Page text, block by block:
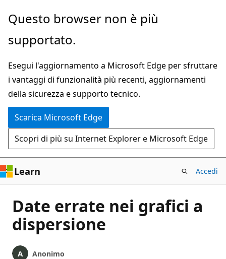
Ignora
passa
contenuto
principale
Questo browser non è più
supportato.
Esegui l'aggiornamento a Microsoft Edge per sfruttare
i vantaggi di funzionalità più recenti, aggiornamenti
della sicurezza e supporto tecnico.
Scarica Microsoft Edge
Scopri di più su Internet Explorer e Microsoft Edge
Learn Accedi
Date errate nei grafici a
dispersione
Anonimo